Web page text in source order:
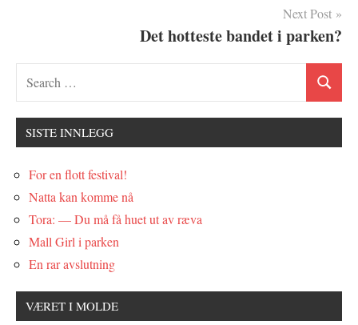
Next Post
Det hotteste bandet i parken?
SISTE INNLEGG
For en flott festival!
Natta kan komme nå
Tora: — Du må få huet ut av ræva
Mall Girl i parken
En rar avslutning
VÆRET I MOLDE